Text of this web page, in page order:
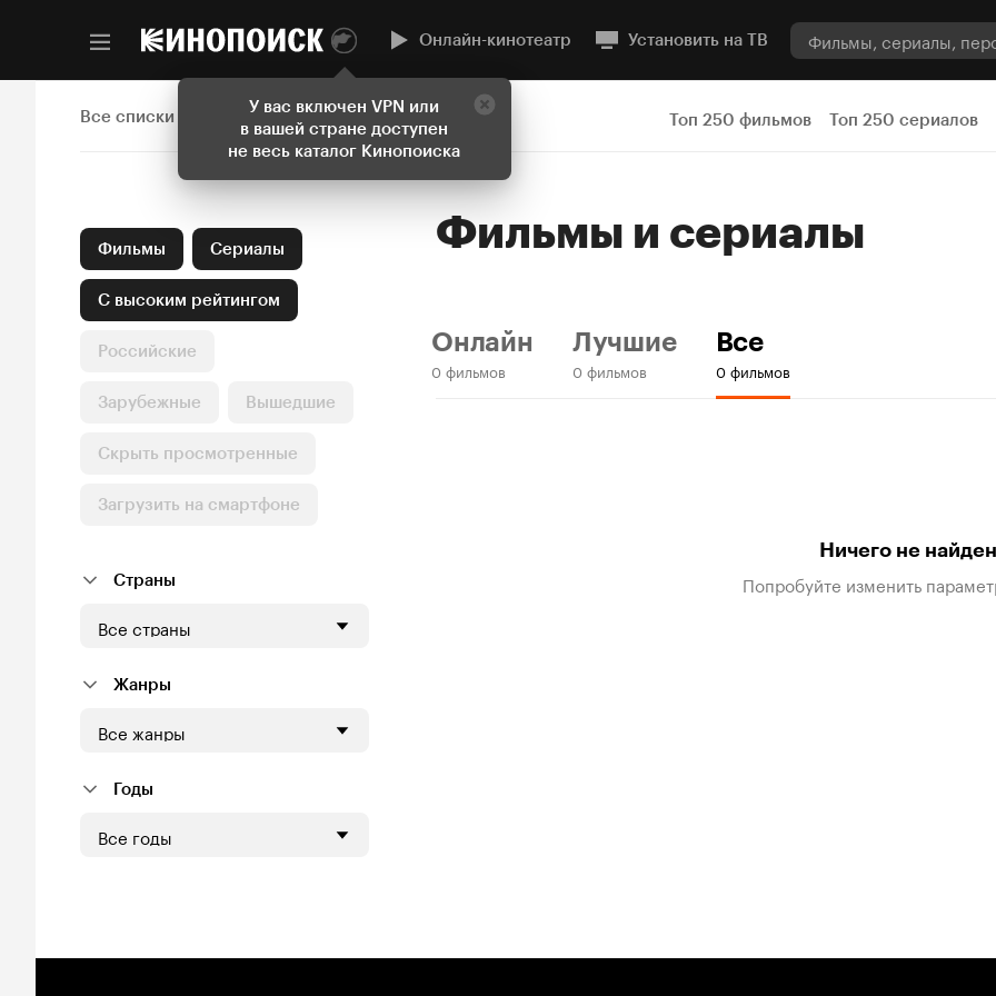
У вас включен VPN или
в вашей стране доступен
не весь каталог Кинопоиска
Онлайн-кинотеатр Установить на ТВ
Все списки Топ 250 фильмов Топ 250 сериалов
Фильмы Сериалы
С высоким рейтингом
Российские
Зарубежные Вышедшие
Скрыть просмотренные
Загрузить на смартфоне
Страны
Все страны
Жанры
Все жанры
Годы
Все годы
Фильмы и сериалы
Онлайн
0 фильмов
Лучшие
0 фильмов
Все
0 фильмов
Ничего не
Попробуйте изменить